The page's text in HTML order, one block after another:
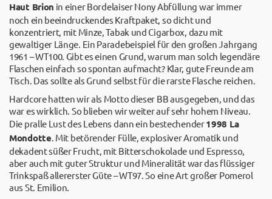
Haut Brion in einer Bordelaiser Nony Abfüllung war immer
noch ein beeindruckendes Kraftpaket, so dicht und
konzentriert, mit Minze, Tabak und Cigarbox, dazu mit
gewaltiger Länge. Ein Paradebeispiel für den großen Jahrgang
1961 – WT100. Gibt es einen Grund, warum man solch legendäre
Flaschen einfach so spontan aufmacht? Klar, gute Freunde am
Tisch. Das sollte als Grund selbst für die rarste Flasche reichen.
Hardcore hatten wir als Motto dieser BB ausgegeben, und das
war es wirklich. So blieben wir weiter auf sehr hohem Niveau.
Die pralle Lust des Lebens dann ein bestechender1998 La
Mondotte. Mit betörender Fülle, explosiver Aromatik und
dekadent süßer Frucht, mit Bitterschokolade und Espresso,
aber auch mit guter Struktur und Mineralität war das flüssiger
Trinkspaß allererster Güte – WT97. So eine Art großer Pomerol
aus St. Emilion.